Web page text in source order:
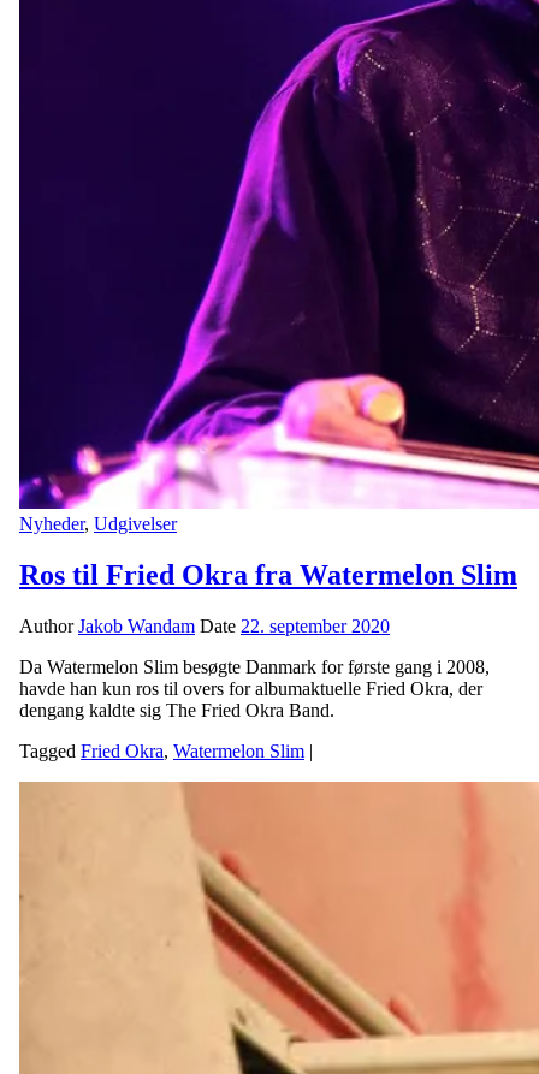
Nyheder, Udgivelser
Ros til Fried Okra fra Watermelon Slim
AuthorJakob Wandam Date 22. september 2020
Da Watermelon Slim besøgte Danmark for første gang i 2008,
havde han kun ros til overs for albumaktuelle Fried Okra, der
dengang kaldte sig The Fried Okra Band.
Tagged Fried Okra, Watermelon Slim |